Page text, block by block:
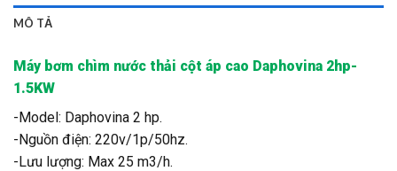
MÔ TẢ
Máy bơm chìm nước thải cột áp cao Daphovina 2hp-
1.5KW
-Model: Daphovina 2 hp.
-Nguồn điện: 220v/1p/50hz.
-Lưu lượng: Max 25 m3/h.